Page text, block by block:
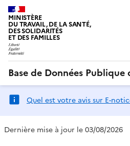
MINISTÈRE
DU TRAVAIL, DE LA SANTÉ,
DES SOLIDARITÉS
ET DES FAMILLES
Base de Données
Quel est votre avis sur E-
Dernière mise à jour le 03/08/2026